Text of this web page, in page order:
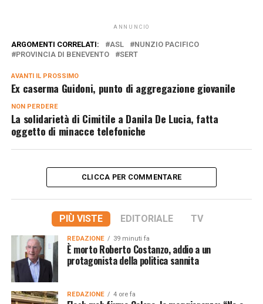
ANNUNCIO
ARGOMENTI CORRELATI: ASL
NUNZIO PACIFICO
PROVINCIA DI BENEVENTO
SERT
AVANTI IL ​​PROSSIMO
Ex caserma Guidoni, punto di aggregazione giovanile
NON PERDERE
La solidarietà di Cimitile a Danila De Lucia, fatta
oggetto di minacce telefoniche
CLICCA PER COMMENTARE
PIÙ VISTE EDITORIALE TV
REDAZIONE 39 minuti fa
È morto Roberto Costanzo, addio a un
protagonista della politica sannita
REDAZIONE 4 ore fa